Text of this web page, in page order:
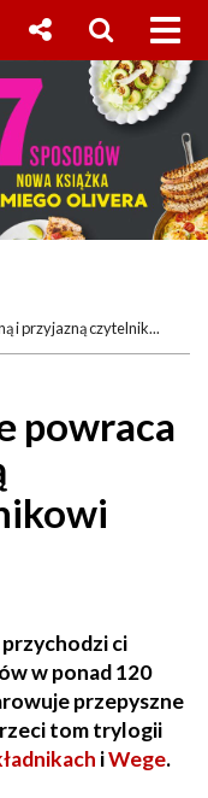
i przyjazną czytelnik...
powraca
przychodzi ci
w ponad 120
przepyszne
tom trylogii
iWege.